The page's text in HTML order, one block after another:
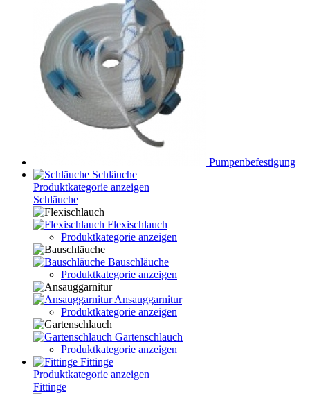
Pumpenbefestigung
Schläuche
Produktkategorie anzeigen
Schläuche
Flexischlauch
Produktkategorie anzeigen
Bauschläuche
Produktkategorie anzeigen
Ansauggarnitur
Produktkategorie anzeigen
Gartenschlauch
Produktkategorie anzeigen
Fittinge
Produktkategorie anzeigen
Fittinge